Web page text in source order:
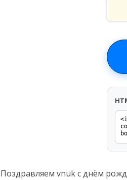
Поздравляем vnuk с днём